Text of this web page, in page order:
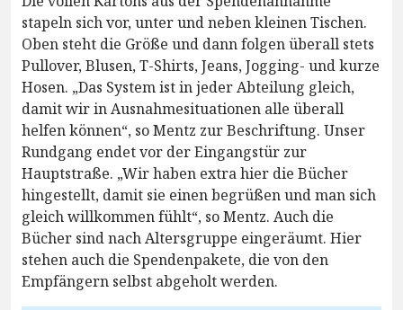
stapeln sich vor, unter und neben kleinen Tischen.
Oben steht die Größe und dann folgen überall stets
Pullover, Blusen, T-Shirts, Jeans, Jogging- und kurze
Hosen. „Das System ist in jeder Abteilung gleich,
damit wir in Ausnahmesituationen alle überall
helfen können“, so Mentz zur Beschriftung. Unser
Rundgang endet vor der Eingangstür zur
Hauptstraße. „Wir haben extra hier die Bücher
hingestellt, damit sie einen begrüßen und man sich
gleich willkommen fühlt“, so Mentz. Auch die
Bücher sind nach Altersgruppe eingeräumt. Hier
stehen auch die Spendenpakete, die von den
Empfängern selbst abgeholt werden.